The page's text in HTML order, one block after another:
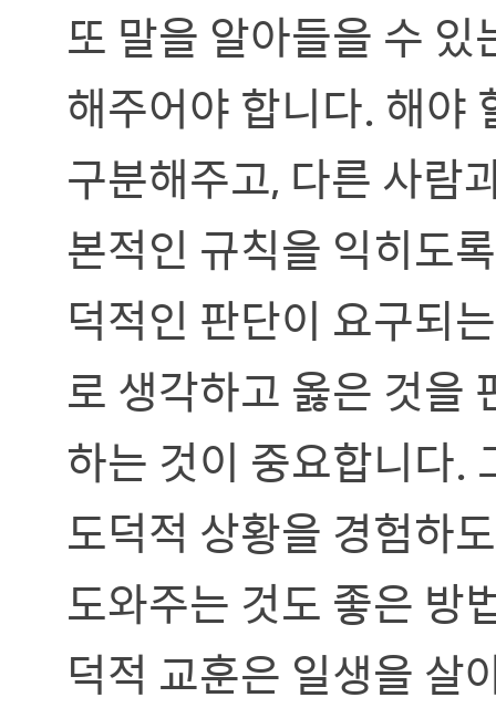
또 말을 알아들을 수
해주어야 합니다. 해야
구분해주고, 다른 사람
본적인 규칙을 익히도
덕적인 판단이 요구되
로 생각하고 옳은 것을
하는 것이 중요합니다.
도덕적 상황을 경험하
도와주는 것도 좋은 방
덕적 교훈은 일생을 살